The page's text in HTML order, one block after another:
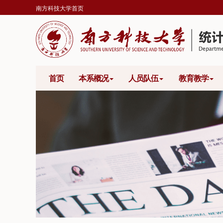
南方科技大学首页
首页 本系概况 人员队伍 教育教学